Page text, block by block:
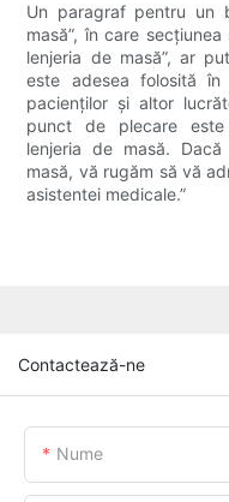
Un paragraf pentru un
masă”, în care
lenjeria de masă”, ar
este adesea folosită în
pacienților și altor
punct de plecare este
lenjeria de masă.
masă, vă rugăm să vă
asistentei medicale.”
Contactează-ne
Nume